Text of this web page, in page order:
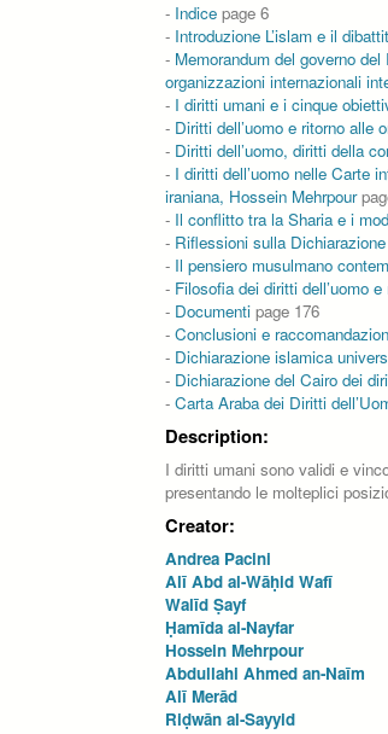
- Indice page 6
- Introduzione L’islam e il
- Memorandum del governo
organizzazioni internazionali
- I diritti umani e i cinque
- Diritti dell’uomo e ritorno alle
- Diritti dell’uomo, diritti della
- I diritti dell’uomo nelle Carte
iraniana, Hossein Mehrpour
- Il conflitto tra la Sharia e i
- Riflessioni sulla
- Il pensiero musulmano
- Filosofia dei diritti dell’uomo
- Documenti page 176
- Conclusioni e
- Dichiarazione islamica
- Dichiarazione del Cairo dei
- Carta Araba dei Diritti
Description:
I diritti umani sono validi e
presentando le molteplici
Creator:
Andrea Pacini
Alī Abd al-Wāḥid Wafī
Walīd Ṣayf
Ḥamīda al-Nayfar
Hossein Mehrpour
Abdullahi Ahmed an-Naīm
Alī Merād
Riḍwān al-Sayyid